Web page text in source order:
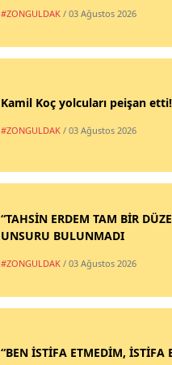
#ZONGULDAK / 03 Ağustos 2026
Kamil Koç yolcuları peişan etti!
#ZONGULDAK / 03 Ağustos 2026
“TAHSİN ERDEM TAM BİR
UNSURU BULUNMADI
#ZONGULDAK / 03 Ağustos 2026
“BEN İSTİFA ETMEDİM, İSTİFA